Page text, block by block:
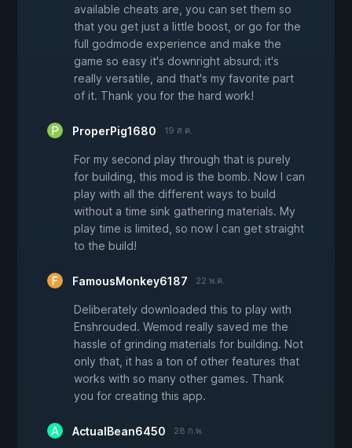
available cheats are, you can set them so
that you get just a little boost, or go for the
full godmode experience and make the
game so easy it's downright absurd; it's
really versatile, and that's my favorite part
of it. Thank you for the hard work!
ProperPig1680 19 ส.ค.
For my second play through that is purely
for building, this mod is the bomb. Now I can
play with all the different ways to build
without a time sink gathering materials. My
play time is limited, so now I can get straight
to the build!
FamousMonkey6187 22 พ.ค.
Deliberately downloaded this to play with
Enshrouded. Wemod really saved me the
hassle of grinding materials for building. Not
only that, it has a ton of other features that
works with so many other games. Thank
you for creating this app.
ActualBean6450 28 ก.พ.